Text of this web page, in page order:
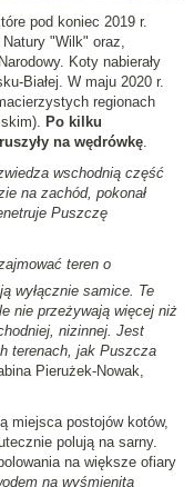
pod koniec 2019 r.
"Wilk" oraz,
Koty nabierały
Białej. W maju 2020 r.
regionach
Po kilku
na wędrówkę.
wschodnią część
na zachód, pokonał
Puszczę
teren o
wyłącznie samice. Te
nie przeżywają więcej niż
nizinnej. Jest
terenach, jak Puszcza
Pierużek-Nowak,
miejsca postojów kotów,
polują na sarny.
na większe ofiary
na wyśmienitą